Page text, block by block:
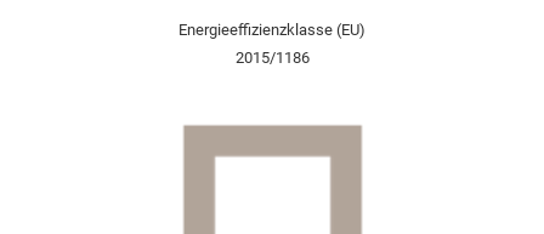
Energieeffizienzklasse (EU)
2015/1186